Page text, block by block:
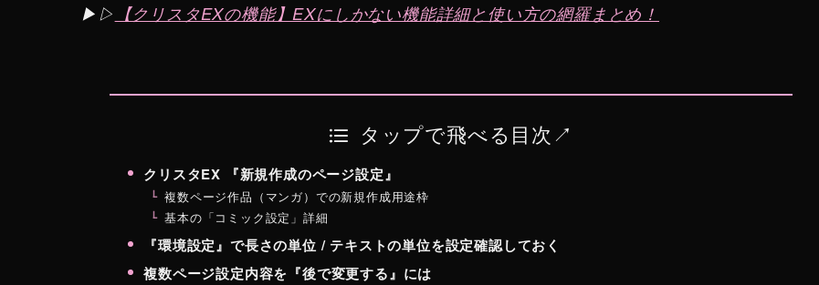
▶︎▷ 【クリスタEXの機能】EXにしかない機能詳細と使い方の網羅まとめ！
タップで飛べる目次↗︎
クリスタEX 『新規作成のページ設定』
複数ページ作品（マンガ）での新規作成用途枠
基本の「コミック設定」詳細
『環境設定』で長さの単位 / テキストの単位を設定確認しておく
複数ページ設定内容を『後で変更する』には